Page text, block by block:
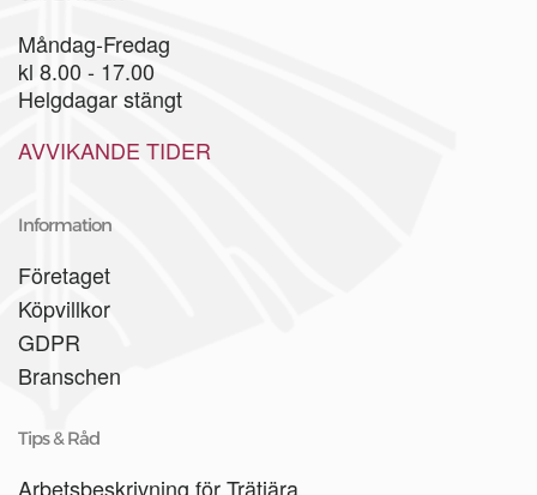
Måndag-Fredag
kl 8.00 - 17.00
Helgdagar stängt
AVVIKANDE TIDER
Information
Företaget
Köpvillkor
GDPR
Branschen
Tips & Råd
Arbetsbeskrivning för Trätjära